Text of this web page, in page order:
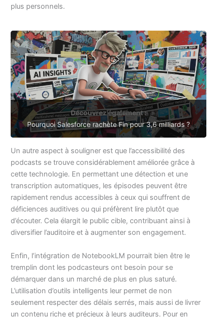
plus personnels.
Découvrez également :
Pourquoi Salesforce rachète Fin pour 3,6 milliards ?
Un autre aspect à souligner est que l’accessibilité des
podcasts se trouve considérablement améliorée grâce à
cette technologie. En permettant une détection et une
transcription automatiques, les épisodes peuvent être
rapidement rendus accessibles à ceux qui souffrent de
déficiences auditives ou qui préfèrent lire plutôt que
d’écouter. Cela élargit le public cible, contribuant ainsi à
diversifier l’auditoire et à augmenter son engagement.
Enfin, l’intégration de NotebookLM pourrait bien être le
tremplin dont les podcasteurs ont besoin pour se
démarquer dans un marché de plus en plus saturé.
L’utilisation d’outils intelligents leur permet de non
seulement respecter des délais serrés, mais aussi de livrer
un contenu riche et précieux à leurs auditeurs. Pour en